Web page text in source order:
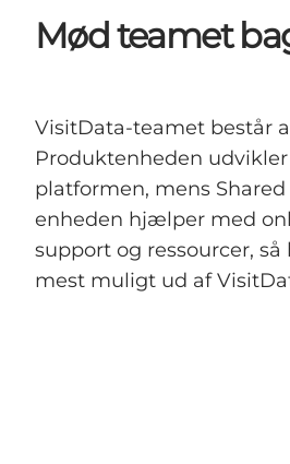
Kom på VisitData
Få mere ud af
Mød teamet
VisitData-teamet består
Produktenheden
platformen, mens Shared
enheden hjælper med
support og ressourcer,
mest muligt ud af